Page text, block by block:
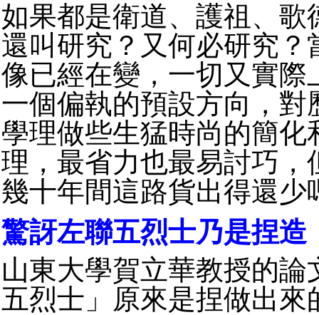
如果都是衛道、護祖、歌
還叫研究？又何必研究？
像已經在變，一切又實際
一個偏執的預設方向，對
學理做些生猛時尚的簡化
理，最省力也最易討巧，
幾十年間這路貨出得還少
驚訝左聯五烈士乃是捏造
山東大學賀立華教授的論
五烈士」原來是捏做出來